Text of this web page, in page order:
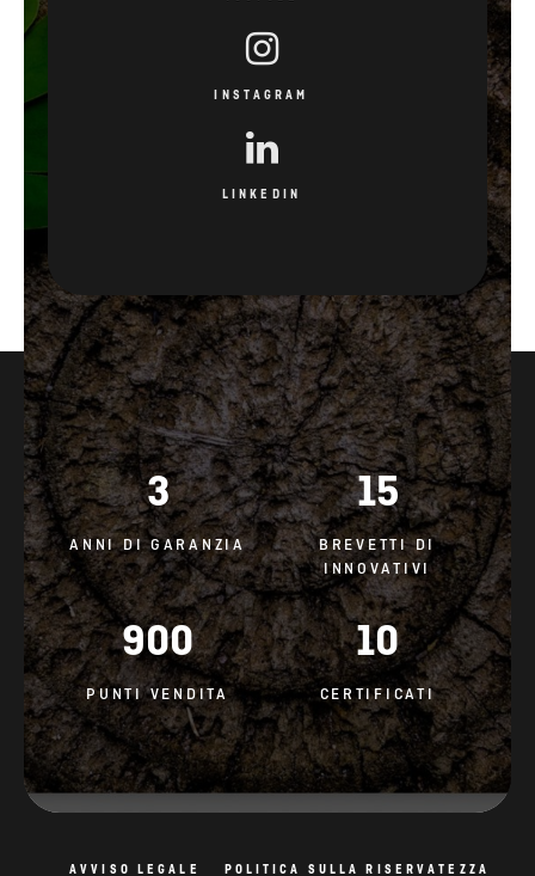
INSTAGRAM
LINKEDIN
3
ANNI DI GARANZIA
15
BREVETTI DI
INNOVATIVI
900
PUNTI VENDITA
10
CERTIFICATI
AVVISO LEGALE POLITICA SULLA RISERVATEZZA